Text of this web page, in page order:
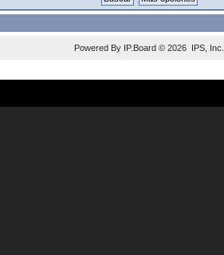
Powered By IP.Board © 2026 IPS, Inc